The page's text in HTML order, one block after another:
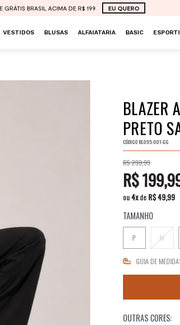
GRÁTIS BRASIL ACIMA DE R$ 199 EU QUERO
VESTIDOS BLUSAS ALFAIATARIA BASIC
BLAZER
PRETO
CÓDIGO BL095-001-GG
R$ 299,99
R$
ou4xde R$ 49,99
TAMANHO
P M
GUIA DE
OUTRAS CORES: